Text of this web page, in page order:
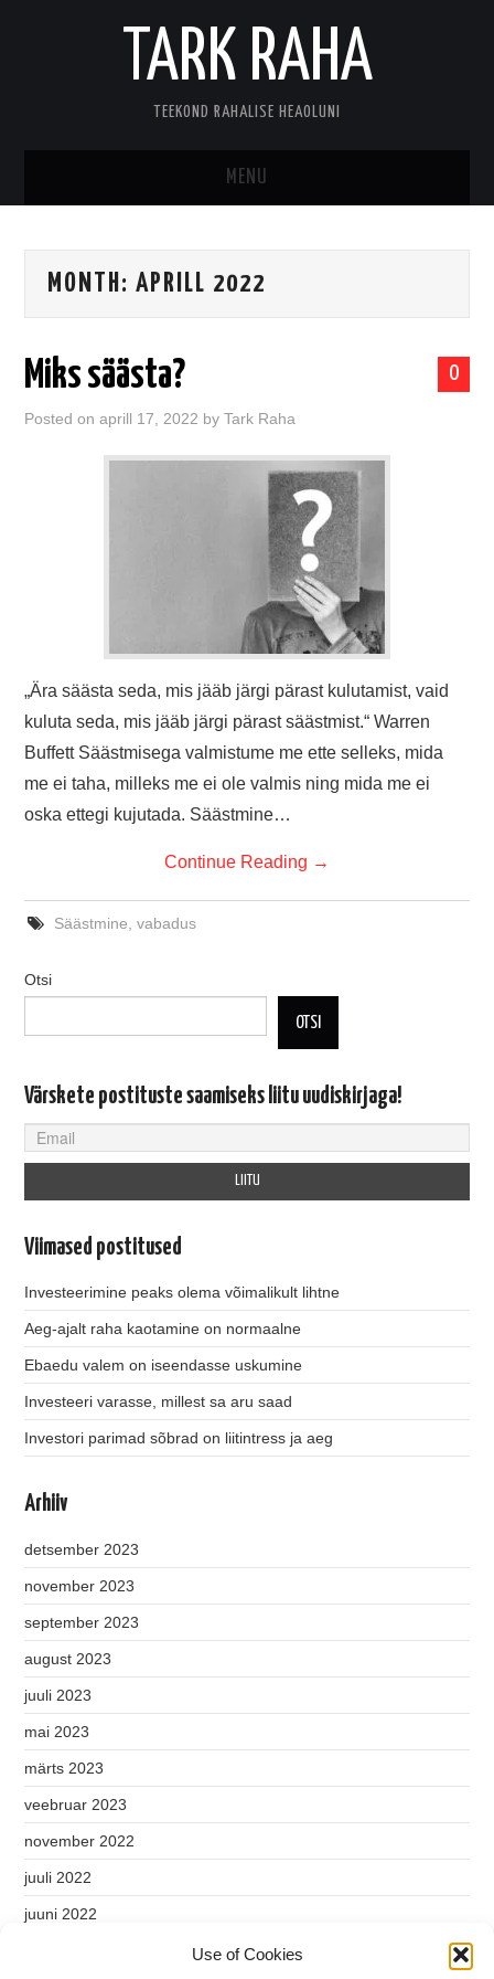
Use of Cookies
TARK RAHA
TEEKOND RAHALISE HEAOLUNI
MENU
KONTAKT
MONTH:APRILL 2022
0
Miks säästa?
Posted onaprill 17, 2022 byTark Raha
„Ära säästa seda, mis jääb järgi pärast kulutamist, vaid
kuluta seda, mis jääb järgi pärast säästmist.“ Warren
Buffett Säästmisega valmistume me ette selleks, mida
me ei taha, milleks me ei ole valmis ning mida me ei
oska ettegi kujutada. Säästmine…
Continue Reading →
Säästmine vabadus
Otsi
OTSI
Värskete postituste saamiseks liitu uudiskirjaga!
Viimased postitused
Investeerimine peaks olema võimalikult lihtne
Aeg-ajalt raha kaotamine on normaalne
Ebaedu valem on iseendasse uskumine
Investeeri varasse, millest sa aru saad
Investori parimad sõbrad on liitintress ja aeg
Arhiiv
detsember 2023
november 2023
september 2023
august 2023
juuli 2023
mai 2023
märts 2023
veebruar 2023
november 2022
juuli 2022
juuni 2022